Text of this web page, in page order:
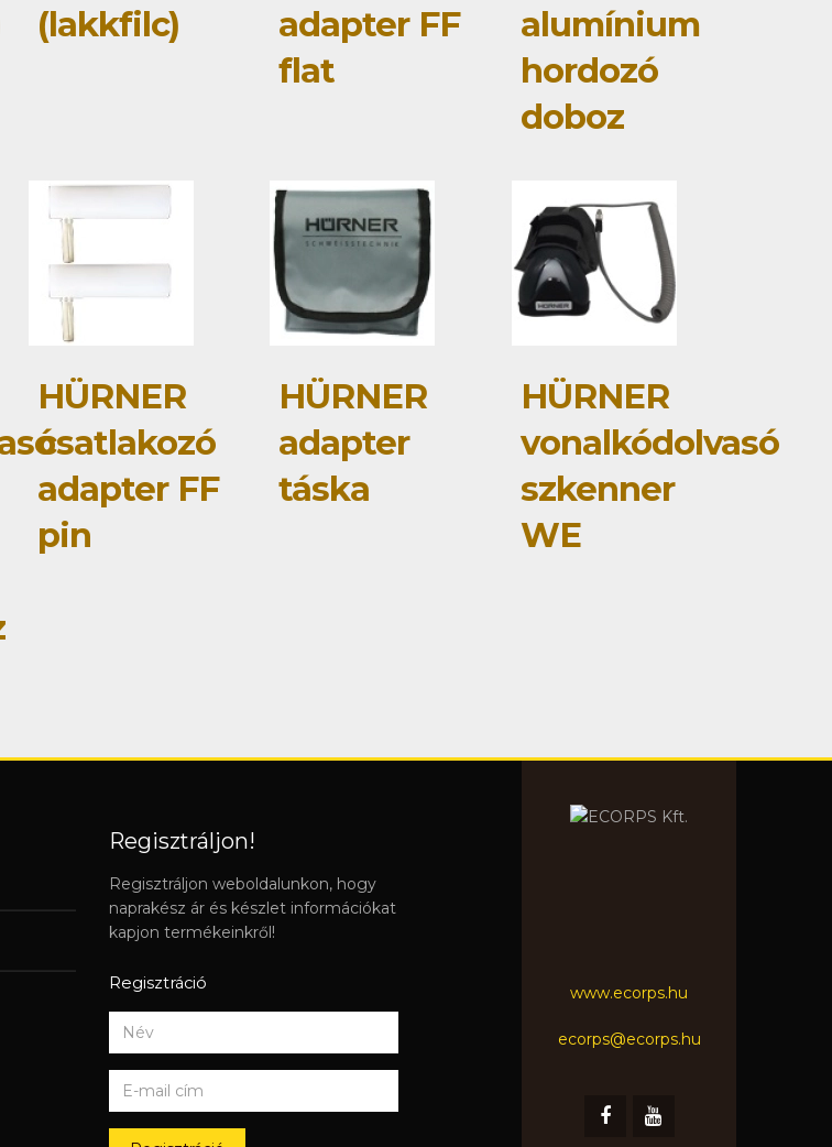
(lakkfilc)
adapter FF
flat
alumínium
hordozó
doboz
HÜRNER
csatlakozó
adapter FF
pin
HÜRNER
adapter
táska
HÜRNER
vonalkódolvasó
szkenner
WE
Regisztráljon!
Regisztráljon weboldalunkon, hogy
naprakész ár és készlet információkat
kapjon termékeinkről!
Regisztráció www.ecorps.hu
ecorps@ecorps.hu